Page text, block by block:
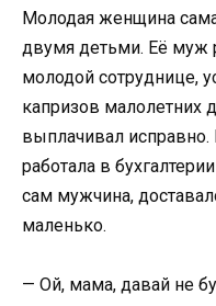
Молодая женщина
двумя детьми. Её муж
молодой сотруднице,
капризов малолетних
выплачивал исправно.
работала в
сам мужчина,
маленько.
— Ой, мама, давай не